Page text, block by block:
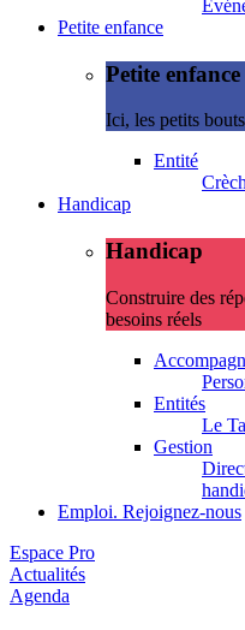
Petite enfance
Petite enfance
Ici, les petits
Entité
Handicap
Handicap
Construire des
besoins réels
Entités
Le
Gestion
Emploi. Rejoignez-nous
Espace Pro
Actualités
Agenda